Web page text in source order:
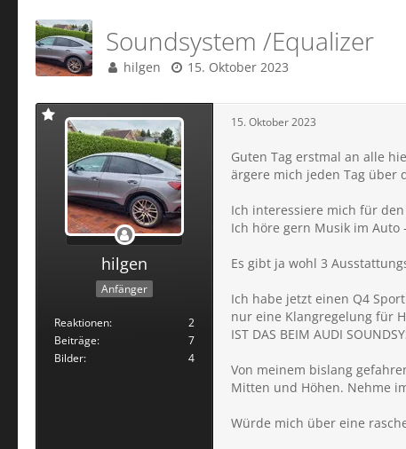
Soundsystem /Equalizer
hilgen 15. Oktober 2023
hilgen
Anfänger
Reaktionen
2
Beiträge
7
Bilder
4
15. Oktober 2023
Guten Tag erstmal an alle
ärgere mich jeden Tag über
Ich interessiere mich für
Ich höre gern Musik im
Es gibt ja wohl 3
Ich habe jetzt einen Q4
nur eine Klangregelung für
IST DAS BEIM AUDI
Von meinem bislang
Mitten und Höhen. Nehme
Würde mich über eine